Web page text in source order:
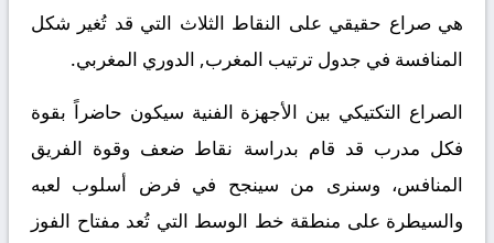
هي صراع حقيقي على النقاط الثلاث التي قد تُغير شكل
المنافسة في جدول ترتيب المغرب, الدوري المغربي.
الصراع التكتيكي بين الأجهزة الفنية سيكون حاضراً بقوة
فكل مدرب قد قام بدراسة نقاط ضعف وقوة الفريق
المنافس، وسنرى من سينجح في فرض أسلوب لعبه
والسيطرة على منطقة خط الوسط التي تُعد مفتاح الفوز